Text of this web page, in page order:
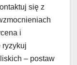
się z
i
ryzykuj
– postaw